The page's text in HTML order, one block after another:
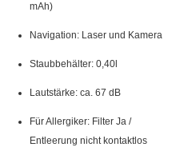
mAh)
Navigation: Laser und Kamera
Staub­behälter: 0,40l
Lautstärke: ca. 67 dB
Für Allergiker: Filter Ja /
Entleerung nicht kontaktlos